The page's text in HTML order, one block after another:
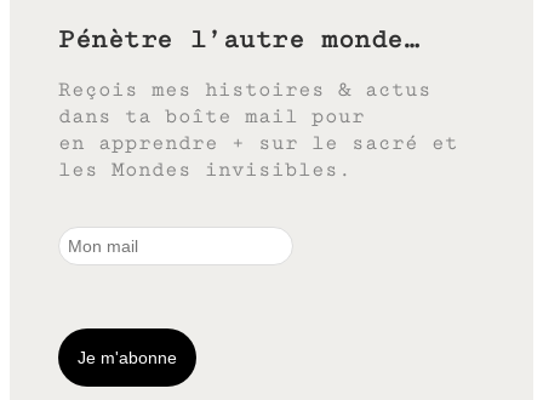
Pénètre l’autre monde…
Reçois mes histoires & actus
dans ta boîte mail pour
en apprendre + sur le sacré et
les Mondes invisibles.